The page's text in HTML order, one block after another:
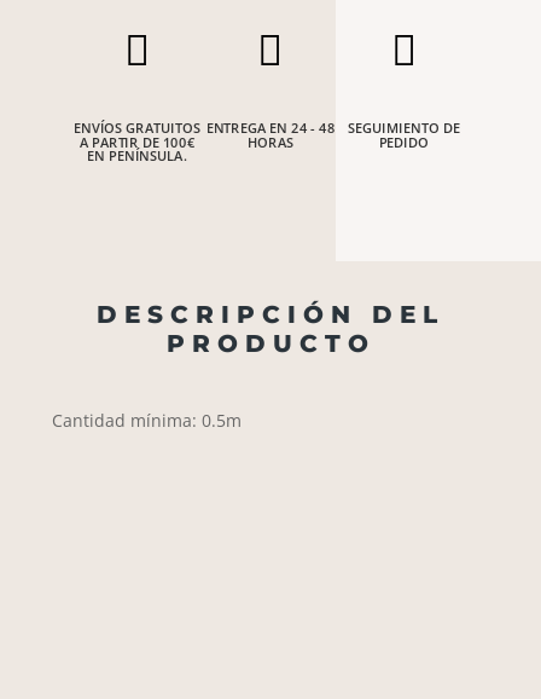

ENVÍOS GRATUITOS
A PARTIR DE 100€
EN PENÍNSULA.

ENTREGA EN 24 - 48
HORAS

SEGUIMIENTO DE
PEDIDO
DESCRIPCIÓN DEL
PRODUCTO
Cantidad mínima: 0.5m